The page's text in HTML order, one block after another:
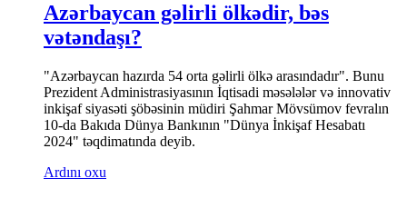
Azərbaycan gəlirli ölkədir, bəs
vətəndaşı?
"Azərbaycan hazırda 54 orta gəlirli ölkə arasındadır". Bunu
Prezident Administrasiyasının İqtisadi məsələlər və innovativ
inkişaf siyasəti şöbəsinin müdiri Şahmar Mövsümov fevralın
10-da Bakıda Dünya Bankının "Dünya İnkişaf Hesabatı
2024" təqdimatında deyib.
Ardını oxu